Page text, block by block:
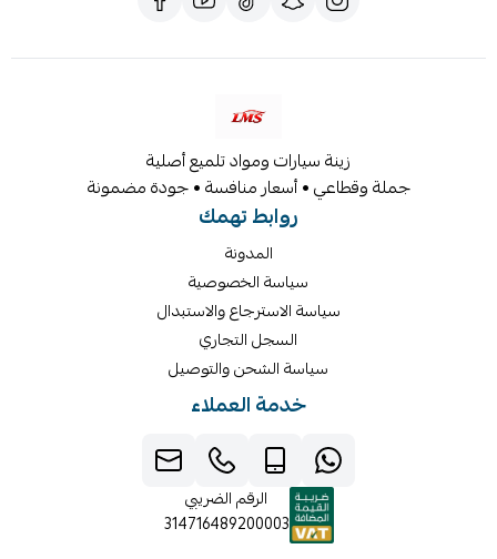
زينة سيارات ومواد تلميع أصلية
جملة وقطاعي • أسعار منافسة • جودة مضمونة
روابط تهمك
المدونة
سياسة الخصوصية
سياسة الاسترجاع والاستبدال
السجل التجاري
سياسة الشحن والتوصيل
خدمة العملاء
الرقم الضريبي
314716489200003